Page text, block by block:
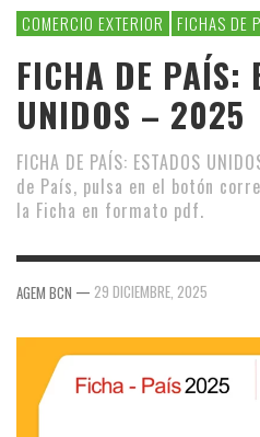
COMERCIO EXTERIOR FICHAS DE
FICHA DE PAÍS:
UNIDOS – 2025
FICHA DE PAÍS: ESTADOS
de País, pulsa en el botón
la Ficha en formato pdf.
AGEM BCN — 29 DICIEMBRE, 2025